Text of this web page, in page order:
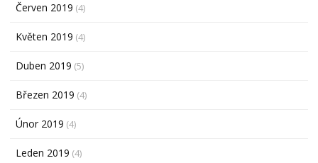
Červen 2019 (4)
Květen 2019 (4)
Duben 2019 (5)
Březen 2019 (4)
Únor 2019 (4)
Leden 2019 (4)